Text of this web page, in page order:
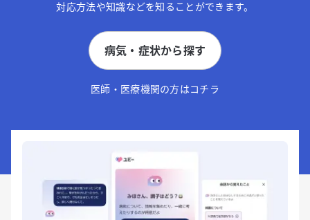
対応方法や知識などを知ることができます。
病気・症状から探す
医師・医療機関の方はコチラ